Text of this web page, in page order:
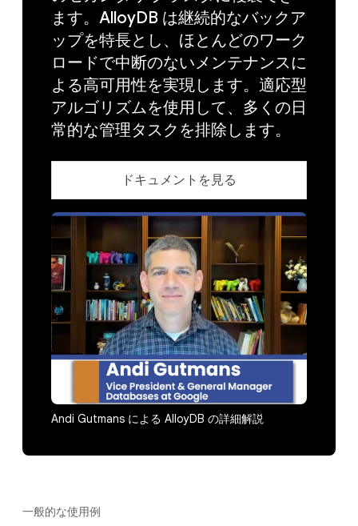
ます。AlloyDB は継続的なバックア
ップを特長とし、ほとんどのワーク
ロードで中断のないメンテナンスに
よる高可用性を実現します。適応型
アルゴリズムを使用して、多くの日
常的な管理タスクを排除します。
ドキュメントを見る
Andi Gutmans による AlloyDB の詳細解説
一般的な使用例